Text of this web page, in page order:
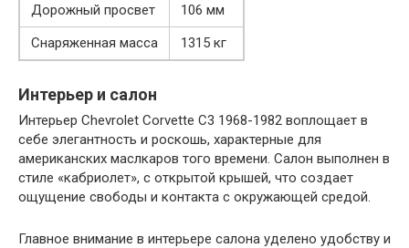
Дорожный просвет
106 мм
Снаряженная масса
1315 кг
Интерьер и салон
Интерьер Chevrolet Corvette C3 1968-1982 воплощает в
себе элегантность и роскошь, характерные для
американских маслкаров того времени. Салон выполнен в
стиле «кабриолет», с открытой крышей, что создает
ощущение свободы и контакта с окружающей средой.
Главное внимание в интерьере салона уделено удобству и